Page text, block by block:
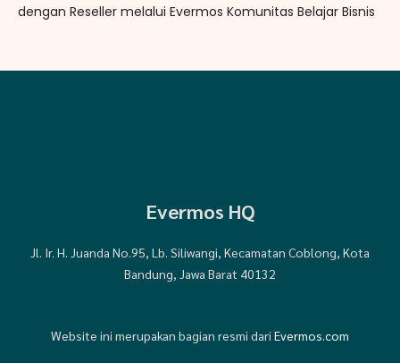
dengan Reseller melalui Evermos Komunitas Belajar Bisnis
Evermos HQ
Jl. Ir. H. Juanda No.95, Lb. Siliwangi, Kecamatan Coblong, Kota
Bandung, Jawa Barat 40132
Website ini merupakan bagian resmi dari Evermos.com